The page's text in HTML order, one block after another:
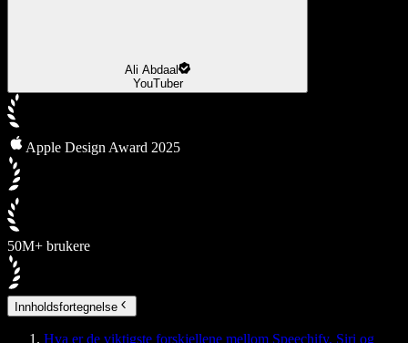
Ali Abdaal
YouTuber
Apple Design Award 2025
50M+ brukere
Innholdsfortegnelse
Hva er de viktigste forskjellene mellom Speechify, Siri og